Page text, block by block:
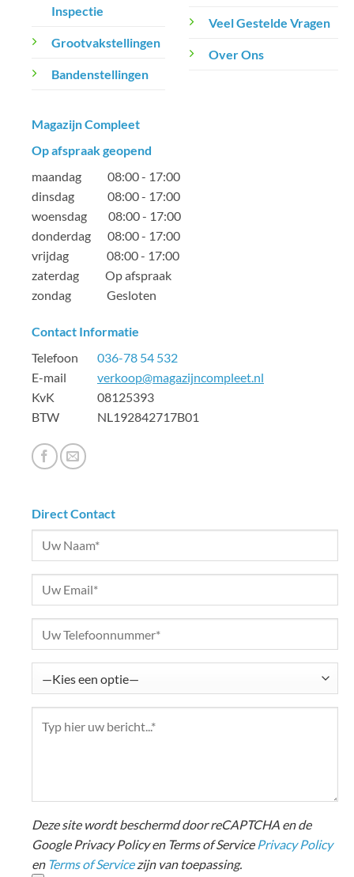
Inspectie
Grootvakstellingen
Bandenstellingen
Veel Gestelde Vragen
Over Ons
Magazijn Compleet
Op afspraak geopend
maandag 08:00 - 17:00
dinsdag 08:00 - 17:00
woensdag 08:00 - 17:00
donderdag 08:00 - 17:00
vrijdag 08:00 - 17:00
zaterdag Op afspraak
zondag Gesloten
Contact Informatie
Telefoon 036-78 54 532
E-mail verkoop@magazijncompleet.nl
KvK 08125393
BTW NL192842717B01
Direct Contact
Deze site wordt beschermd door reCAPTCHA en de
Google Privacy Policy en Terms of Service Privacy Policy
en Terms of Servicezijn van toepassing.